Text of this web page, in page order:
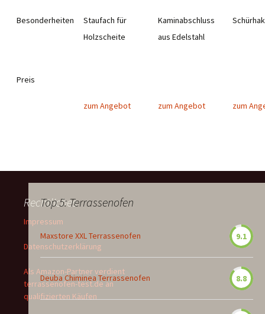
Besonderheiten
Staufach für
Holzscheite
Kaminabschluss
aus Edelstahl
Preis
zum Angebot zum Angebot zum
Top 5: Terrassenofen
Maxstore XXL Terrassenofen 9.1
Deuba Chiminea Terrassenofen 8.8
Rechtliches
Impressum
Datenschutzerklärung
Als Amazon-Partner verdient
terrassenofen-test.de an
qualifizierten Käufen